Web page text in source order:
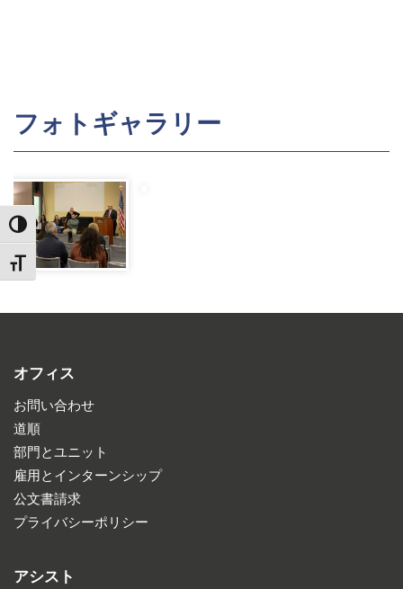
TOGGLE HIGH CONTRAST
TOGGLE FONT SIZE
フォトギャラリー
オフィス
お問い合わせ
道順
部門とユニット
雇用とインターンシップ
公文書請求
プライバシーポリシー
アシスト